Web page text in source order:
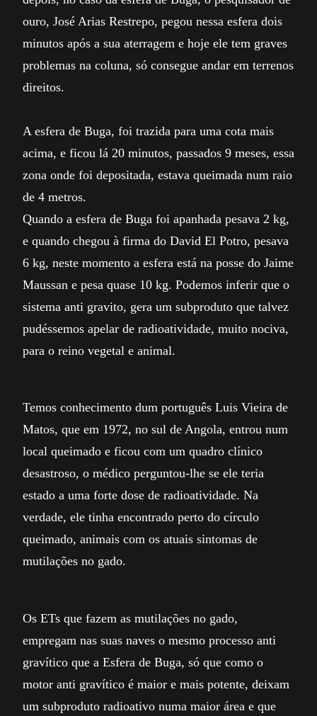
ouro, José Arias Restrepo, pegou nessa esfera dois
minutos após a sua aterragem e hoje ele tem graves
problemas na coluna, só consegue andar em terrenos
direitos.
A esfera de Buga, foi trazida para uma cota mais
acima, e ficou lá 20 minutos, passados 9 meses, essa
zona onde foi depositada, estava queimada num raio
de 4 metros.
Quando a esfera de Buga foi apanhada pesava 2 kg,
e quando chegou à firma do David El Potro, pesava
6 kg, neste momento a esfera está na posse do Jaime
Maussan e pesa quase 10 kg. Podemos inferir que o
sistema anti gravito, gera um subproduto que talvez
pudéssemos apelar de radioatividade, muito nociva,
para o reino vegetal e animal.
Temos conhecimento dum português Luis Vieira de
Matos, que em 1972, no sul de Angola, entrou num
local queimado e ficou com um quadro clínico
desastroso, o médico perguntou-lhe se ele teria
estado a uma forte dose de radioatividade. Na
verdade, ele tinha encontrado perto do círculo
queimado, animais com os atuais sintomas de
mutilações no gado.
Os ETs que fazem as mutilações no gado,
empregam nas suas naves o mesmo processo anti
gravítico que a Esfera de Buga, só que como o
motor anti gravítico é maior e mais potente, deixam
um subproduto radioativo numa maior área e que